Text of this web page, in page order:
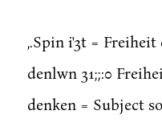
,.Spin i'3t =
denlwn 31;;:0
denken = Subject